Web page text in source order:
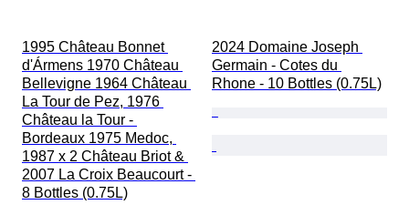
1995 Château Bonnet
d'Ármens 1970 Château
Bellevigne 1964 Château
La Tour de Pez, 1976
Château la Tour -
Bordeaux 1975 Medoc,
1987 x 2 Château Briot &
2007 La Croix Beaucourt -
8 Bottles (0.75L)
2024 Domaine Joseph
Germain - Cotes du
Rhone - 10 Bottles (0.75L)